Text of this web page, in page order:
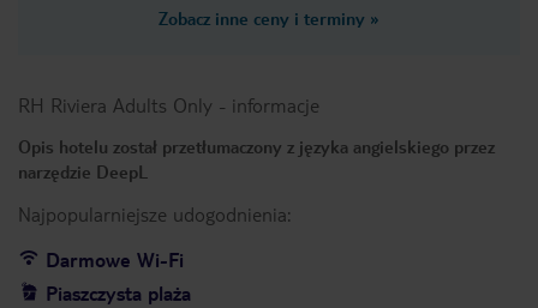
Zobacz inne ceny i terminy »
RH Riviera Adults Only - informacje
Opis hotelu został przetłumaczony z języka angielskiego przez
narzędzie DeepL
Najpopularniejsze udogodnienia:
Darmowe Wi-Fi
Piaszczysta plaża